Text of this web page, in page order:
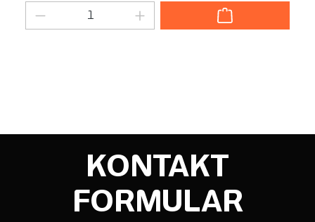
Produkt Anzahl: Gib den
KONTAKT
FORMULAR